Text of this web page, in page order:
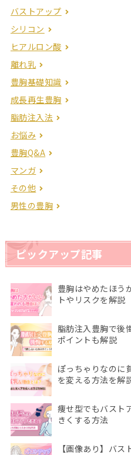
バストアップ
シリコン
ヒアルロン酸
離れ乳
豊胸基礎知識
成長再生豊胸
脂肪注入法
お悩み
豊胸Q&A
マンガ
その他
男性の豊胸
ピックアップ記事
豊胸はやめたほう
トやリスクを解説
脂肪注入豊胸で後
ポイントも解説
ぽっちゃりなのに
を変える方法を解
痩せ型でもバスト
きくする方法
【画像あり】バ